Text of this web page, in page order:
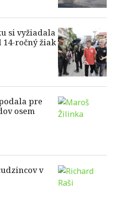
si vyžiadala
14-ročný žiak
pre
osem
v